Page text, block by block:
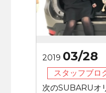
2019 03/28
スタッフブロ
次のSUBARUオ